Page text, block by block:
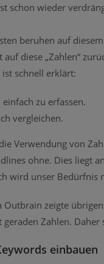
schon wieder
beruhen auf
diese „Zahlen“
schnell erklärt:
zu erfassen.
vergleichen.
Verwendung von
ohne. Dies liegt
wird unser Bedürfnis
Outbrain zeigte
Zahlen.
einbauen